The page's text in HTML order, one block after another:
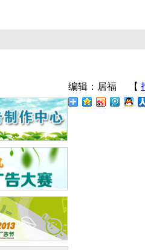
编辑：居福 【